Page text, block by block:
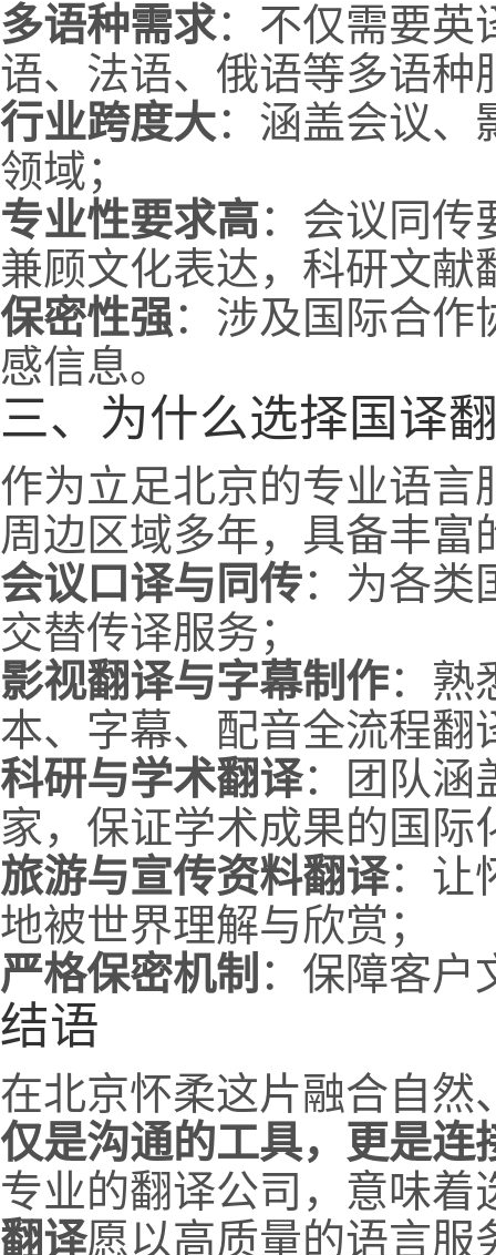
多语种需求：不仅需要英
语、法语、俄语等多语种
行业跨度大：涵盖会议、
领域；
专业性要求高：会议同传
兼顾文化表达，科研文
保密性强：涉及国际合
感信息。
三、为什么选择国译
作为立足北京的专业语言
周边区域多年，具备丰
会议口译与同传：为各类
交替传译服务；
影视翻译与字幕制作：熟
本、字幕、配音全流程翻
科研与学术翻译：团队涵
家，保证学术成果的国际
旅游与宣传资料翻译：让
地被世界理解与欣赏；
严格保密机制 ：保障客户
结语
在北京怀柔这片融合自然
仅是沟通的工具，更是连
专业的翻译公司，意味
翻译愿以高质量的语言服